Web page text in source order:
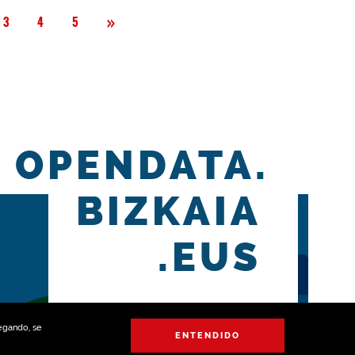
se
ENTENDIDO
3 4 5 »
OPENDATA.
BIZKAIA
.EUS